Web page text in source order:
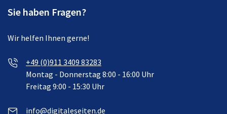
Sie haben Fragen?
Wir helfen Ihnen gerne!
+49 (0)911 3409 83283
Montag - Donnerstag 8:00 - 16:00 Uhr
Freitag 9:00 - 15:30 Uhr
info@digitaleseiten.de